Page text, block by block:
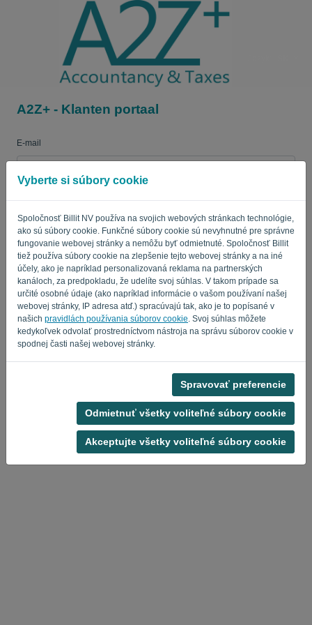
Vyberte si súbory cookie
Spoločnosť Billit NV používa na svojich webových stránkach technológie,
ako sú súbory cookie. Funkčné súbory cookie sú nevyhnutné pre správne
fungovanie webovej stránky a nemôžu byť odmietnuté. Spoločnosť Billit
tiež používa súbory cookie na zlepšenie tejto webovej stránky a na iné
účely, ako je napríklad personalizovaná reklama na partnerských
kanáloch, za predpokladu, že udelíte svoj súhlas. V takom prípade sa
určité osobné údaje (ako napríklad informácie o vašom používaní našej
webovej stránky, IP adresa atď.) spracúvajú tak, ako je to popísané v
našich pravidlách používania súborov cookie . Svoj súhlas môžete
kedykoľvek odvolať prostredníctvom nástroja na správu súborov cookie v
spodnej časti našej webovej stránky.
Spravovať preferencie
Odmietnuť všetky voliteľné súbory cookie
Akceptujte všetky voliteľné súbory cookie
A2Z+ - Klanten portaal
E-mail
Pripomínajte mi Zabudnuté heslo?
PRIHLÁSIŤ SA
Obchodné podmienky